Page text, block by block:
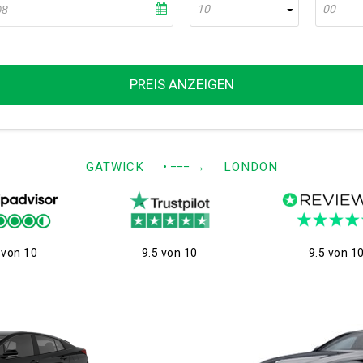
10 00
PREIS ANZEIGEN
GATWICK • −−− → LONDON
10 9.5 von 10 9.5 von